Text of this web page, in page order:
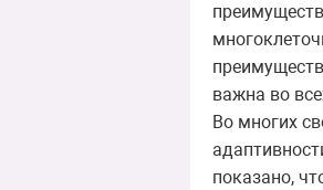
важна во
Во многих
показано,